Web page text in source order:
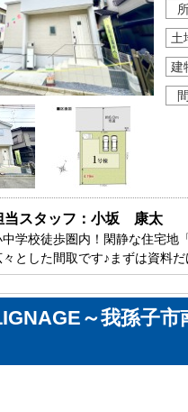
土
建
当スタッフ：小坂　康太
中学校徒歩圏内！閑静な住宅地
々とした間取です♪まずは資料
～我孫子